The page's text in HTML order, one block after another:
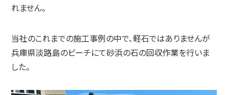
れません。
当社のこれまでの施工事例の中で、軽石ではありませんが
兵庫県淡路島のビーチにて砂浜の石の回収作業を行いま
した。